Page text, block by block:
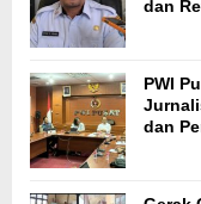
dan
PWI
dan